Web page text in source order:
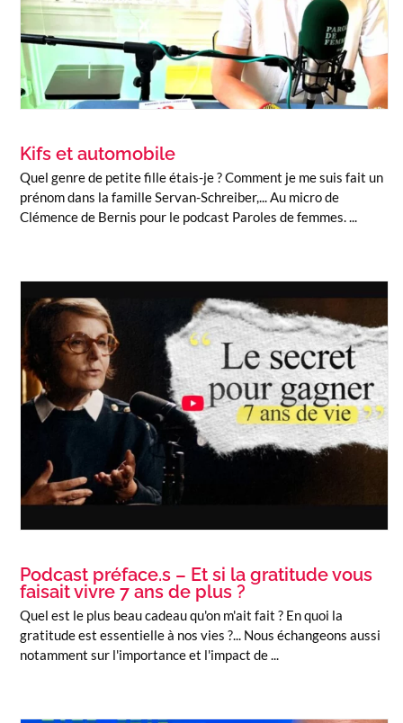
Kifs et automobile
Quel genre de petite fille étais-je ? Comment je me suis fait un
prénom dans la famille Servan-Schreiber,... Au micro de
Clémence de Bernis pour le podcast Paroles de femmes. ...
Podcast préface.s – Et si la gratitude vous
faisait vivre 7 ans de plus ?
Quel est le plus beau cadeau qu'on m'ait fait ? En quoi la
gratitude est essentielle à nos vies ?... Nous échangeons aussi
notamment sur l'importance et l'impact de ...